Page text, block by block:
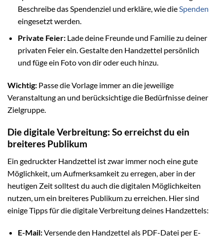
Beschreibe das Spendenziel und erkläre, wie die Spenden
eingesetzt werden.
Private Feier:Lade deine Freunde und Familie zu deiner
privaten Feier ein. Gestalte den Handzettel persönlich
und füge ein Foto von dir oder euch hinzu.
Wichtig: Passe die Vorlage immer an die jeweilige
Veranstaltung an und berücksichtige die Bedürfnisse deiner
Zielgruppe.
Die digitale Verbreitung: So erreichst du ein
breiteres Publikum
Ein gedruckter Handzettel ist zwar immer noch eine gute
Möglichkeit, um Aufmerksamkeit zu erregen, aber in der
heutigen Zeit solltest du auch die digitalen Möglichkeiten
nutzen, um ein breiteres Publikum zu erreichen. Hier sind
einige Tipps für die digitale Verbreitung deines Handzettels:
E-Mail:Versende den Handzettel als PDF-Datei per E-